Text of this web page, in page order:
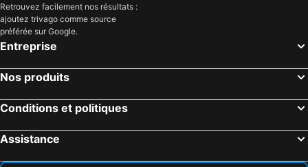
Retrouvez facilement nos résultats :
ajoutez trivago comme source
préférée sur Google.
Entreprise
Nos produits
Conditions et politiques
Assistance